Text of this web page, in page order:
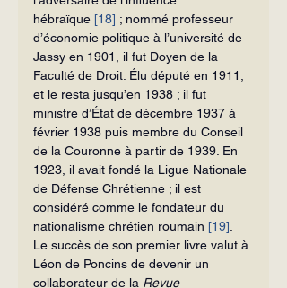
hébraïque [18] ; nommé professeur
d’économie politique à l’université de
Jassy en 1901, il fut Doyen de la
Faculté de Droit. Élu député en 1911,
et le resta jusqu’en 1938 ; il fut
ministre d’État de décembre 1937 à
février 1938 puis membre du Conseil
de la Couronne à partir de 1939. En
1923, il avait fondé la Ligue Nationale
de Défense Chrétienne ; il est
considéré comme le fondateur du
nationalisme chrétien roumain [19]
Le succès de son premier livre valut à
Léon de Poncins de devenir un
collaborateur de la Revue